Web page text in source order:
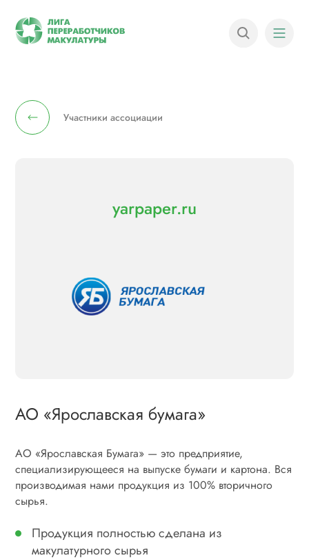
Участники ассоциации
yarpaper.ru
АО «Ярославская бумага»
АО «Ярославская Бумага» — это предприятие,
специализирующееся на выпуске бумаги и картона. Вся
производимая нами продукция из 100% вторичного
сырья.
Продукция полностью сделана из
макулатурного сырья